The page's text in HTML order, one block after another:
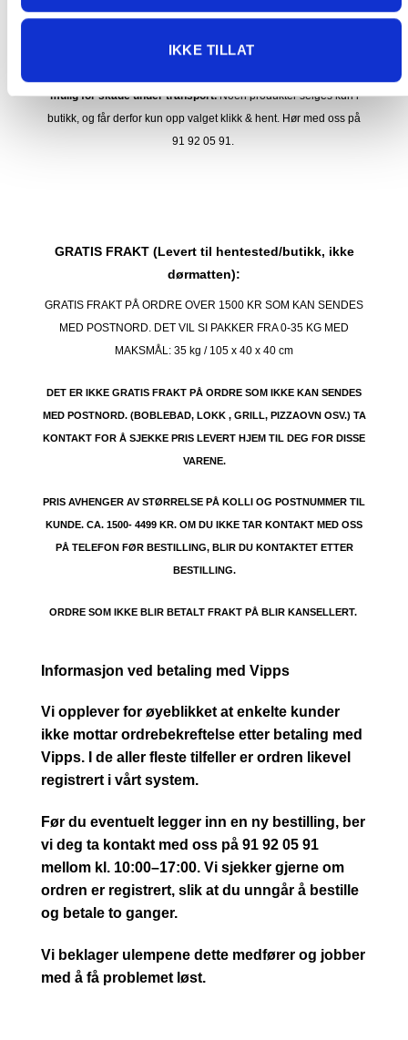
IKKE TILLAT
Har du ikke fått noen alternativ på frakt på din pakke så er
mulig for skade under transport.Noen produkter selges kun i
butikk, og får derfor kun opp valget klikk & hent. Hør med oss på
91 92 05 91.
GRATIS FRAKT (Levert til hentested/butikk, ikke
dørmatten):
GRATIS FRAKT PÅ ORDRE OVER 1500 KR SOM KAN SENDES
MED POSTNORD. DET VIL SI PAKKER FRA 0-35 KG MED
MAKSMÅL: 35 kg / 105 x 40 x 40 cm
DET ER IKKE GRATIS FRAKT PÅ ORDRE SOM IKKE KAN SENDES
MED POSTNORD. (BOBLEBAD, LOKK , GRILL, PIZZAOVN OSV.) TA
KONTAKT FOR Å SJEKKE PRIS LEVERT HJEM TIL DEG FOR DISSE
VARENE.
PRIS AVHENGER AV STØRRELSE PÅ KOLLI OG POSTNUMMER TIL
KUNDE. CA. 1500- 4499 KR. OM DU IKKE TAR KONTAKT MED OSS
PÅ TELEFON FØR BESTILLING, BLIR DU KONTAKTET ETTER
BESTILLING.
ORDRE SOM IKKE BLIR BETALT FRAKT PÅ BLIR KANSELLERT.
Informasjon ved betaling med Vipps
Vi opplever for øyeblikket at enkelte kunder
ikke mottar ordrebekreftelse etter betaling med
Vipps. I de aller fleste tilfeller er ordren likevel
registrert i vårt system.
Før du eventuelt legger inn en ny bestilling, ber
vi deg ta kontakt med oss på 91 92 05 91
mellom kl. 10:00–17:00. Vi sjekker gjerne om
ordren er registrert, slik at du unngår å bestille
og betale to ganger.
Vi beklager ulempene dette medfører og jobber
med å få problemet løst.